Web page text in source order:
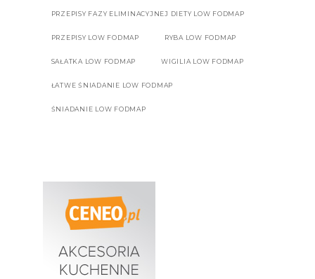
PRZEPISY FAZY ELIMINACYJNEJ DIETY LOW FODMAP
PRZEPISY LOW FODMAP RYBA LOW FODMAP
SAŁATKA LOW FODMAP WIGILIA LOW FODMAP
ŁATWE ŚNIADANIE LOW FODMAP
ŚNIADANIE LOW FODMAP